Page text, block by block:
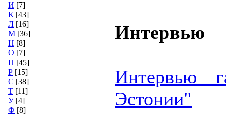
И [7]
К [43]
Л [16]
М [36]
Н [8]
О [7]
П [45]
Р [15]
С [38]
Т [11]
У [4]
Ф [8]
Интервью
Интервью
Эстонии"